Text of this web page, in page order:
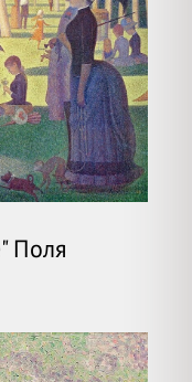
Поля